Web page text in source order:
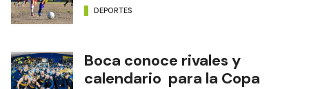
DEPORTES
Boca conoce rivales y
calendario para la Copa